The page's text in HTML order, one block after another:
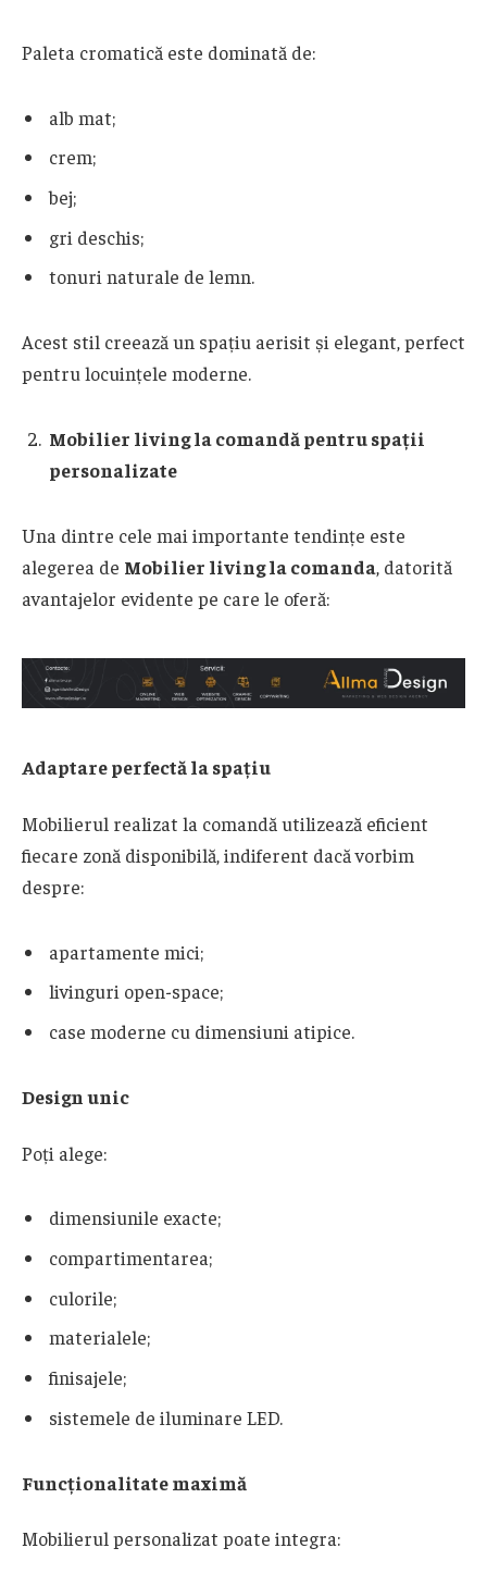
Paleta cromatică este dominată de:
alb mat;
crem;
bej;
gri deschis;
tonuri naturale de lemn.
Acest stil creează un spațiu aerisit și elegant, perfect
pentru locuințele moderne.
Mobilier living la comandă pentru spații
personalizate
Una dintre cele mai importante tendințe este
alegerea de Mobilier living la comanda, datorită
avantajelor evidente pe care le oferă:
Adaptare perfectă la spațiu
Mobilierul realizat la comandă utilizează eficient
fiecare zonă disponibilă, indiferent dacă vorbim
despre:
apartamente mici;
livinguri open-space;
case moderne cu dimensiuni atipice.
Design unic
Poți alege:
dimensiunile exacte;
compartimentarea;
culorile;
materialele;
finisajele;
sistemele de iluminare LED.
Funcționalitate maximă
Mobilierul personalizat poate integra: